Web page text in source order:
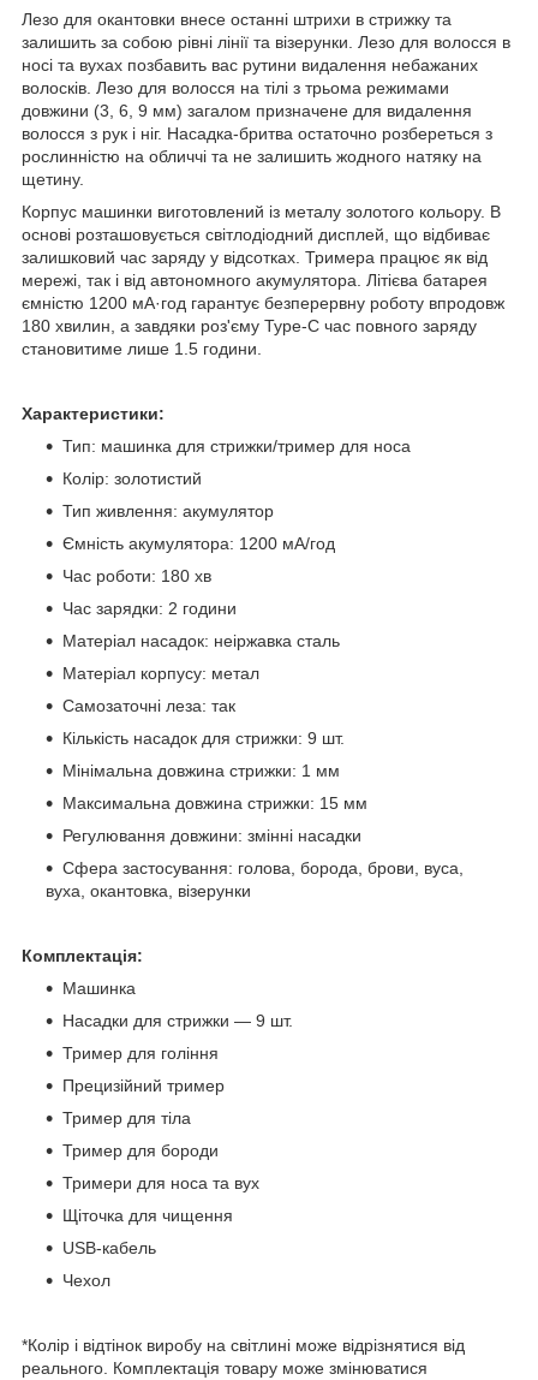
Лезо для окантовки внесе останні штрихи в стрижку та
залишить за собою рівні лінії та візерунки. Лезо для волосся в
носі та вухах позбавить вас рутини видалення небажаних
волосків. Лезо для волосся на тілі з трьома режимами
довжини (3, 6, 9 мм) загалом призначене для видалення
волосся з рук і ніг. Насадка-бритва остаточно розбереться з
рослинністю на обличчі та не залишить жодного натяку на
щетину.
Корпус машинки виготовлений із металу золотого кольору. В
основі розташовується світлодіодний дисплей, що відбиває
залишковий час заряду у відсотках. Тримера працює як від
мережі, так і від автономного акумулятора. Літієва батарея
ємністю 1200 мА·год гарантує безперервну роботу впродовж
180 хвилин, а завдяки роз'єму Type-C час повного заряду
становитиме лише 1.5 години.
Характеристики:
Тип: машинка для стрижки/тример для носа
Колір: золотистий
Тип живлення: акумулятор
Ємність акумулятора: 1200 мА/год
Час роботи: 180 хв
Час зарядки: 2 години
Матеріал насадок: неіржавка сталь
Матеріал корпусу: метал
Самозаточні леза: так
Кількість насадок для стрижки: 9 шт.
Мінімальна довжина стрижки: 1 мм
Максимальна довжина стрижки: 15 мм
Регулювання довжини: змінні насадки
Сфера застосування: голова, борода, брови, вуса,
вуха, окантовка, візерунки
Комплектація:
Машинка
Насадки для стрижки — 9 шт.
Тример для гоління
Прецизійний тример
Тример для тіла
Тример для бороди
Тримери для носа та вух
Щіточка для чищення
USB-кабель
Чехол
*Колір і відтінок виробу на світлині може відрізнятися від
реального. Комплектація товару може змінюватися